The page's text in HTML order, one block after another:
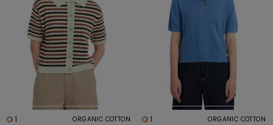
1 ORGANIC COTTON 1 ORGANIC COTTON